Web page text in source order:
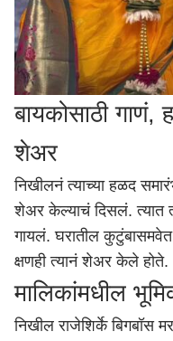
बायकोसाठी
शेअर
निखीलनं त्याच्या हळद
शेअर केल्याचं दिसलं. त्यात
गायलं. घरातील
क्षणही त्यानं शेअर केले होते.
मालिकांमधील
निखील राजेशिर्के बिगबॉस